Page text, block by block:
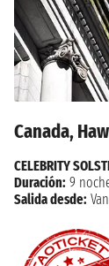
Canada,
CELEBRITY
Duración: 9
Salida desde: